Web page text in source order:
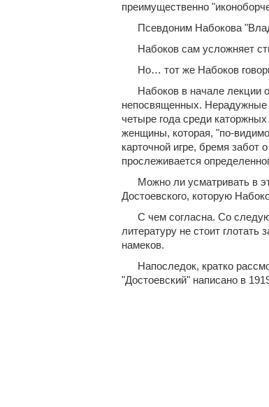
преимущественно
Псевдоним Набокова
Набоков сам усложняет
Но… тот же Набоков
Набоков в начале лекции
непосвященных. Нерадужные
четыре года среди
женщины, которая, "по-
карточной игре, бремя забот
прослеживается
Можно ли усматривать в
Достоевского, которую
С чем согласна. Со
литературу не стоит
намеков.
Напоследок, кратко
"Достоевский" написано в